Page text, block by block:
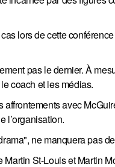
lors de cette
pas le dernier. À
coach et les médias.
avec
l’organisation.
ne manquera pas
St-Louis et Martin